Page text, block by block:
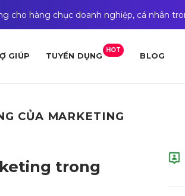
cho hàng chục doanh nghiệp, cá nhân
GIÚP TUYỂN DỤNG
HOT
BLOG
CỦA MARKETING
trong